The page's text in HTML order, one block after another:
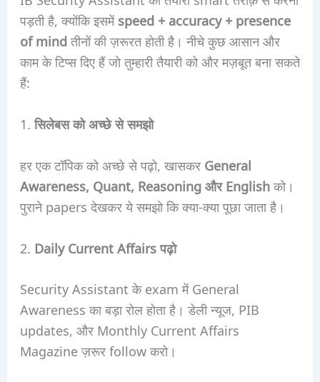
पड़ती है, क्योंकि इसमेंspeed + accuracy + presence
of mindतीनों की ज़रूरत होती है। नीचे कुछ आसान और
काम के टिप्स दिए हैं जो तुम्हारी तैयारी को और मज़बूत बना सकते
हैं:
1.सिलेबस को अच्छे से समझो
हर एक टॉपिक को अच्छे से पढ़ो, खासकर General
Awareness, Quant, Reasoning और Englishको।
पुराने papers देखकर ये समझो कि क्या-क्या पूछा जाता है।
2. Daily Current Affairs पढ़ो
Security Assistant के exam में General
Awareness का बड़ा रोल होता है। डेली न्यूज, PIB
updates, और Monthly Current Affairs
Magazine ज़रूर follow करो।